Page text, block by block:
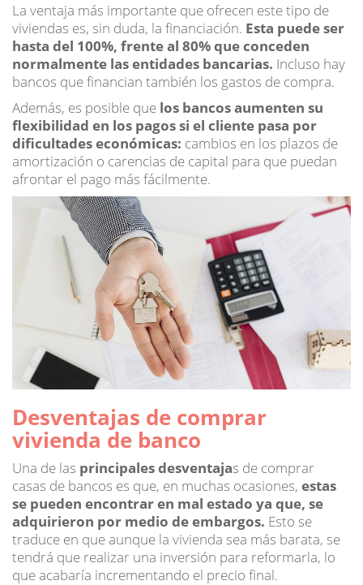
La ventaja más importante que ofrecen este tipo de
viviendas es, sin duda, la financiación. Esta puede ser
hasta del 100%, frente al 80% que conceden
normalmente las entidades bancarias. Incluso hay
bancos que financian también los gastos de compra.
Además, es posible que los bancos aumenten su
flexibilidad en los pagos si el cliente pasa por
dificultades económicas: cambios en los plazos de
amortización o carencias de capital para que puedan
afrontar el pago más fácilmente.
Desventajas de comprar
vivienda de banco
Una de las principales desventajas de comprar
casas de bancos es que, en muchas ocasiones, estas
se pueden encontrar en mal estado ya que, se
adquirieron por medio de embargos. Esto se
traduce en que aunque la vivienda sea más barata, se
tendrá que realizar una inversión para reformarla, lo
que acabaría incrementando el precio final.